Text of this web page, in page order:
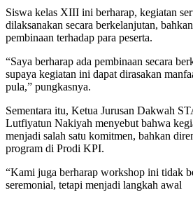
Siswa kelas XIII ini berharap, kegiatan
dilaksanakan secara berkelanjutan,
pembinaan terhadap para peserta.
“Saya berharap ada pembinaan secara
supaya kegiatan ini dapat dirasakan
pula,” pungkasnya.
Sementara itu, Ketua Jurusan Dakwah
Lutfiyatun Nakiyah menyebut bahwa
menjadi salah satu komitmen, bahkan
program di Prodi KPI.
“Kami juga berharap workshop ini tidak
seremonial, tetapi menjadi langkah awal